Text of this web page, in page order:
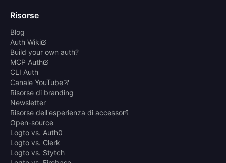
Risorse
Blog
Auth Wiki
Build your own auth?
MCP Auth
CLI Auth
Canale YouTube
Risorse di branding
Newsletter
Risorse dell'esperienza di accesso
Open-source
Logto vs. Auth0
Logto vs. Clerk
Logto vs. Stytch